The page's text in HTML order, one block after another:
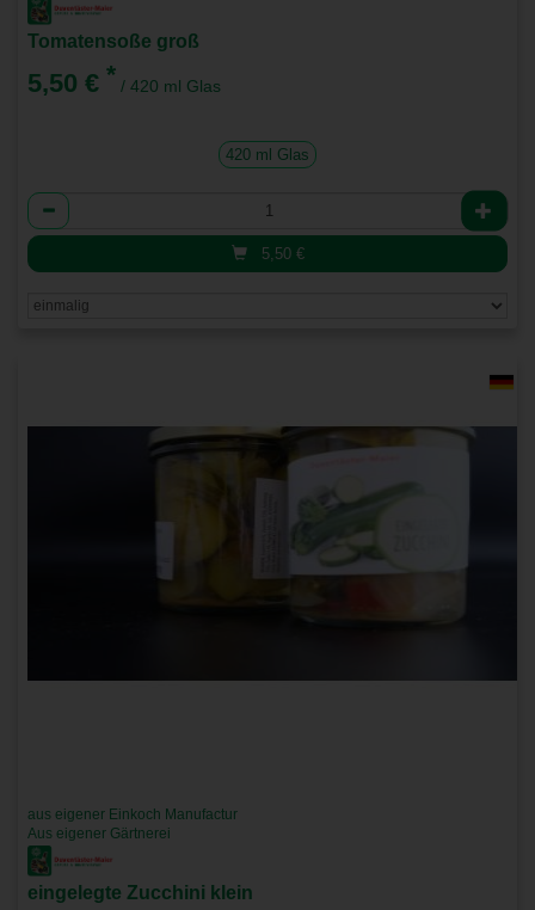
Tomatensoße groß
5,50 € * / 420 ml Glas
420 ml Glas
Anzahl
5,50 €
aus eigener Einkoch Manufactur
Aus eigener Gärtnerei
eingelegte Zucchini klein